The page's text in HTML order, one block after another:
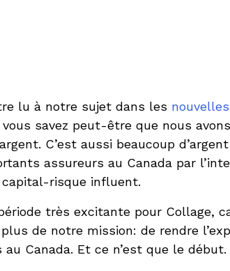
lu à notre sujet dans les nouvelles
vous savez peut-être que nous
C’est aussi beaucoup
assureurs au Canada par
capital-risque influent.
très excitante pour Collage,
de notre mission: de rendre
Canada. Et ce n’est que le début.